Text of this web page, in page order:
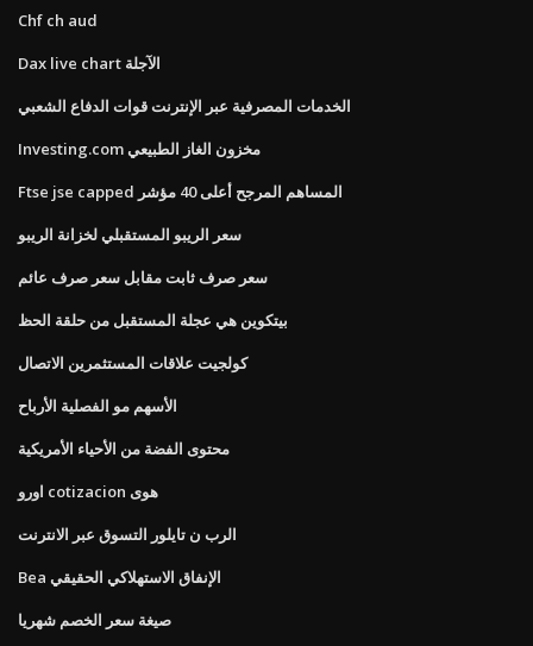
Chf ch aud
Dax live chart الآجلة
الخدمات المصرفية عبر الإنترنت قوات الدفاع الشعبي
Investing.com مخزون الغاز الطبيعي
Ftse jse capped المساهم المرجح أعلى 40 مؤشر
سعر الريبو المستقبلي لخزانة الريبو
سعر صرف ثابت مقابل سعر صرف عائم
بيتكوين هي عجلة المستقبل من حلقة الحظ
كولجيت علاقات المستثمرين الاتصال
الأسهم مو الفصلية الأرباح
محتوى الفضة من الأحياء الأمريكية
اورو cotizacion هوى
الرب ن تايلور التسوق عبر الانترنت
Bea الإنفاق الاستهلاكي الحقيقي
صيغة سعر الخصم شهريا